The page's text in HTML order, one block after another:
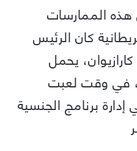
الممارسات
كان الرئيس
يحمل
في وقت لعبت
برنامج الجنسية